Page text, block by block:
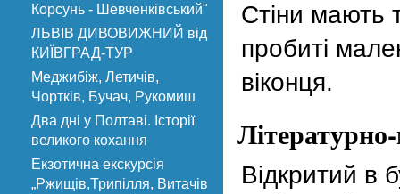
Корсунь - Шевченківський"
ЛЬВІВ ДИВОВИЖНИЙ від
КИЇВГРАД-ТУР
Меджибіж, Летичів,
Чортків, Бучач, Рукомиш
Два дні у Полтаві. Історії
великого кохання
Екзотична екскурсія
„Ржищів,Трипілля, Витачів
Стіни мають
пробиті
віконця.
Відкритий в